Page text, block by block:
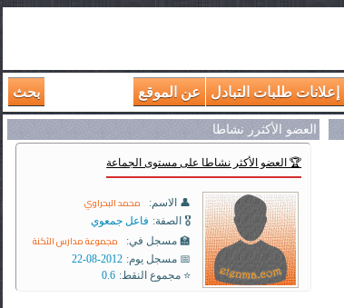
إعلانات طلبات التبادل عن الموقع بحث
العضو الأكثرر نشاطا
🏆 العضو الأكثر نشاطا على مستوى الجماعة
👤 الاسم: محمد البحراوي
🎖️ الصفة: فاعل جمعوي
🏫 مسجل في:
مجموعة مدارس الثكنة
📅 مسجل يوم: 2012-08-22
⭐ مجموع النقط: 0.6